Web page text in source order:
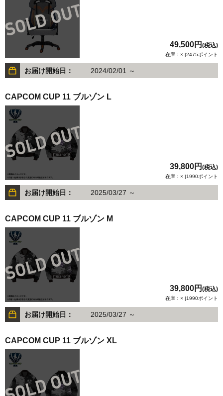
49,500円 (税込)
在庫：× |2475ポイント
お届け開始日： 2024/02/01 ～
CAPCOM CUP 11 ブルゾン L
39,800円 (税込)
在庫：× |1990ポイント
お届け開始日： 2025/03/27 ～
CAPCOM CUP 11 ブルゾン M
39,800円 (税込)
在庫：× |1990ポイント
お届け開始日： 2025/03/27 ～
CAPCOM CUP 11 ブルゾン XL